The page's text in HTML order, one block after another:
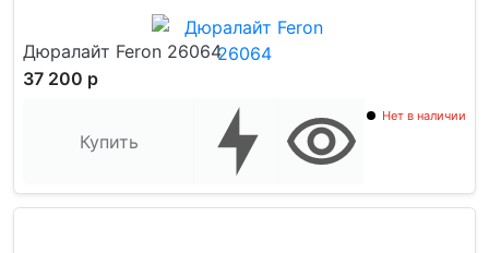
Дюралайт Feron 26064
37 200 р
Купить
Нет в наличии